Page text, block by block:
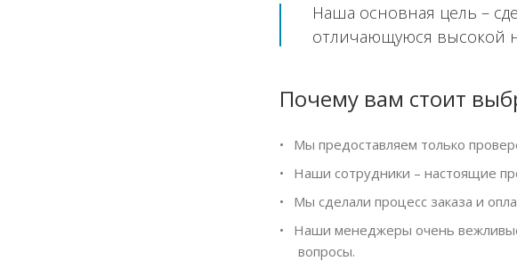
Наша основная цель –
отличающуюся высокой
Почему вам стоит
Мы предоставляем только
Наши сотрудники – настоящие
Мы сделали процесс заказа и
Наши менеджеры очень
вопросы.